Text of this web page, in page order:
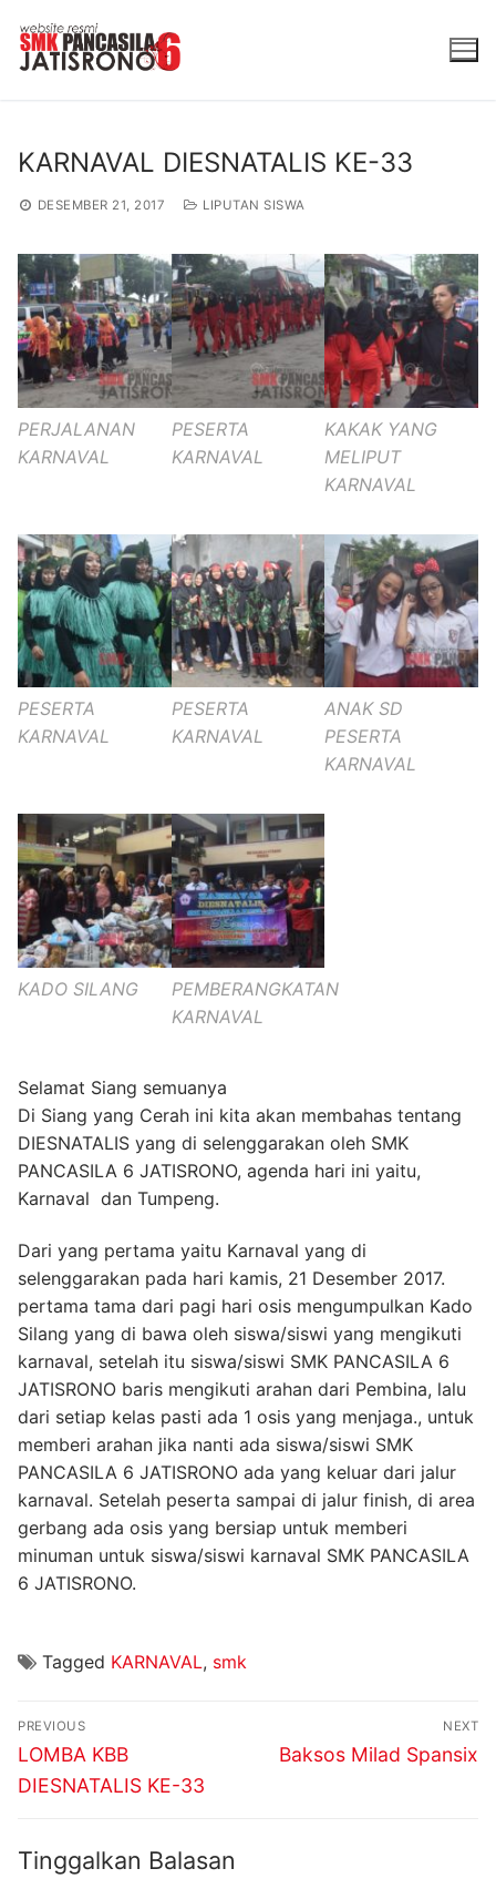
konten
KARNAVAL DIESNATALIS KE-33
DESEMBER 21, 2017 LIPUTAN SISWA
PERJALANAN
KARNAVAL
PESERTA
KARNAVAL
KAKAK YANG
MELIPUT
KARNAVAL
PESERTA
KARNAVAL
PESERTA
KARNAVAL
ANAK SD
PESERTA
KARNAVAL
KADO SILANG
PEMBERANGKATAN
KARNAVAL
Selamat Siang semuanya
Di Siang yang Cerah ini kita akan membahas tentang
DIESNATALIS yang di selenggarakan oleh SMK
PANCASILA 6 JATISRONO, agenda hari ini yaitu,
Karnaval dan Tumpeng.
Dari yang pertama yaitu Karnaval yang di
selenggarakan pada hari kamis, 21 Desember 2017.
pertama tama dari pagi hari osis mengumpulkan Kado
Silang yang di bawa oleh siswa/siswi yang mengikuti
karnaval, setelah itu siswa/siswi SMK PANCASILA 6
JATISRONO baris mengikuti arahan dari Pembina, lalu
dari setiap kelas pasti ada 1 osis yang menjaga., untuk
memberi arahan jika nanti ada siswa/siswi SMK
PANCASILA 6 JATISRONO ada yang keluar dari jalur
karnaval. Setelah peserta sampai di jalur finish, di area
gerbang ada osis yang bersiap untuk memberi
minuman untuk siswa/siswi karnaval SMK PANCASILA
6 JATISRONO.
Tagged KARNAVAL, smk
Navigasi
pos
PREVIOUS
Previous
post:
LOMBA KBB
DIESNATALIS KE-33
NEXT
Next
Baksos Milad Spansix
Tinggalkan Balasan